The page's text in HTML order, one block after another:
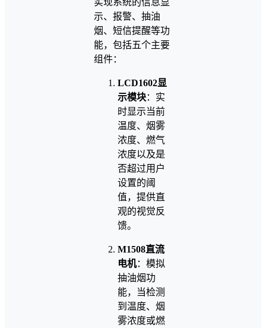
实现系统的信息显
示、报警、抽油
烟、短信提醒等功
能，包括五个主要
组件：
LCD1602显
示模块：实
时显示当前
温度、烟雾
浓度、燃气
浓度以及是
否超过用户
设置的阈
值，提供直
观的视觉反
馈。
M1508直流
电机：模拟
抽油烟功
能，当检测
到温度、烟
雾浓度或燃